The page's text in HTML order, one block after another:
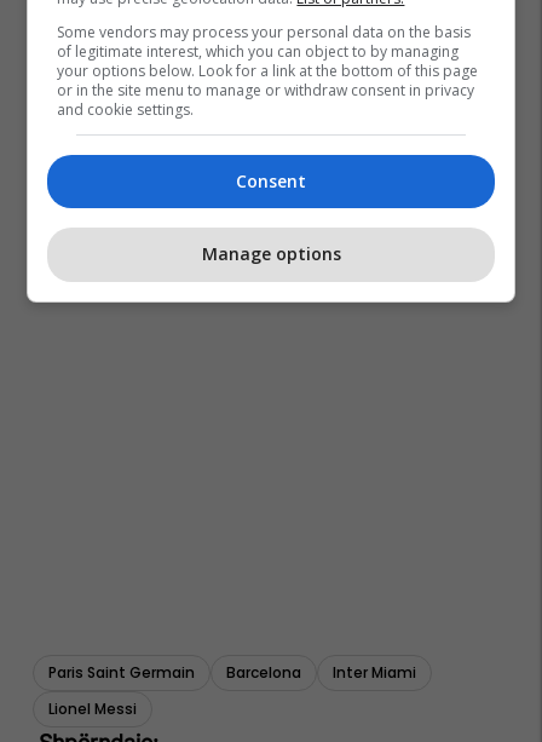
Paris Saint Germain Barcelona
Inter Miami
Lionel Messi
Some vendors may process your personal data on the basis
of legitimate interest, which you can object to by managing
your options below. Look for a link at the bottom of this page
or in the site menu to manage or withdraw consent in privacy
and cookie settings.
Consent
Manage options